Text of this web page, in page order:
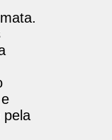
pela